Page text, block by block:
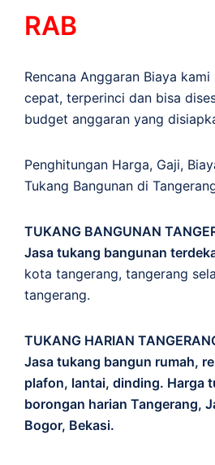
RAB
Rencana Anggaran Biaya
cepat, terperinci dan bisa
budget anggaran yang
Penghitungan Harga, Gaji,
Tukang Bangunan di
TUKANG BANGUNAN
Jasa tukang bangunan
kota tangerang, tangerang
tangerang.
TUKANG HARIAN
Jasa tukang bangun rumah,
plafon, lantai, dinding. Harga
borongan harian Tangerang,
Bogor, Bekasi.